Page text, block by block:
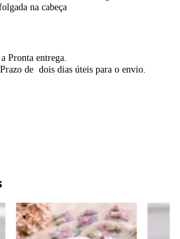
na cabeça
Pronta entrega.
de dois dias úteis para o envio.